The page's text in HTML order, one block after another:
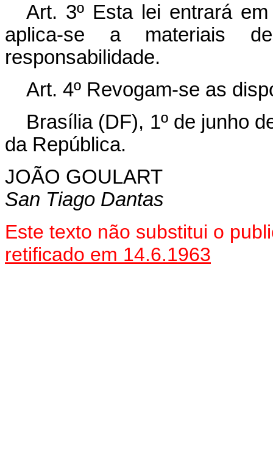
Art. 3º Esta lei entrará
aplica-se a materiais
responsabilidade.
Art. 4º Revogam-se as
Brasília (DF), 1º de junho
da República.
JOÃO GOULART
San Tiago Dantas
Este texto não substitui o
retificado em 14.6.1963